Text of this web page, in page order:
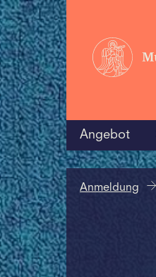
Angebot
Anmeldung